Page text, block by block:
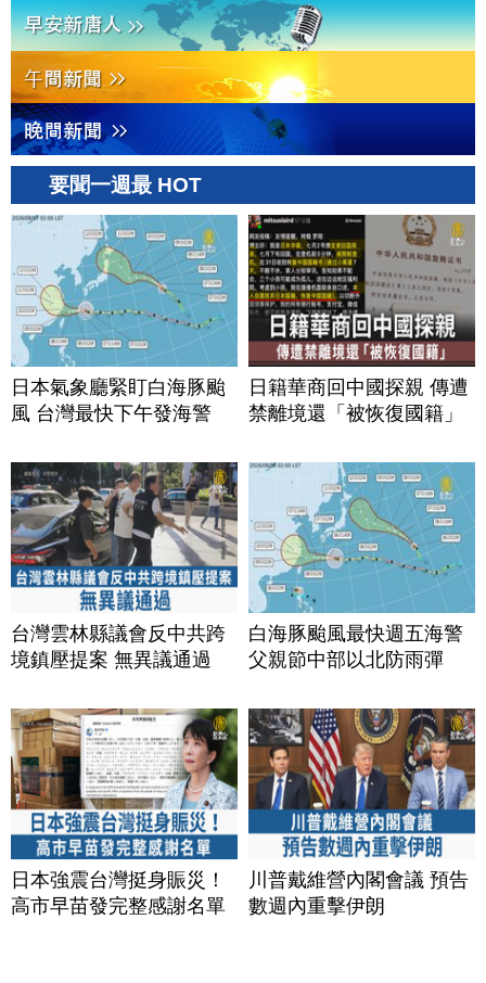
要聞一週最 HOT
日本氣象廳緊盯白海豚颱
風 台灣最快下午發海警
日籍華商回中國探親 傳遭
禁離境還「被恢復國籍」
台灣雲林縣議會反中共跨
境鎮壓提案 無異議通過
白海豚颱風最快週五海警
父親節中部以北防雨彈
日本強震台灣挺身賑災！
高市早苗發完整感謝名單
川普戴維營內閣會議 預告
數週內重擊伊朗